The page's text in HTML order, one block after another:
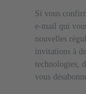
Si vous
e-mail qui
nouvelles
invitations à
technologies,
vous